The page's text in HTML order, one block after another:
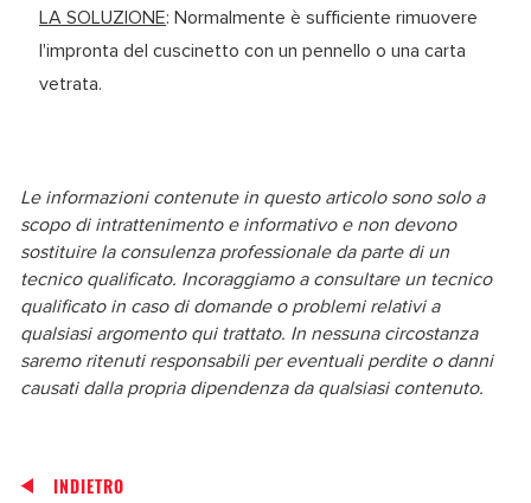
LA SOLUZIONE: Normalmente è sufficiente rimuovere
l'impronta del cuscinetto con un pennello o una carta
vetrata.
Le informazioni contenute in questo articolo sono solo a
scopo di intrattenimento e informativo e non devono
sostituire la consulenza professionale da parte di un
tecnico qualificato. Incoraggiamo a consultare un tecnico
qualificato in caso di domande o problemi relativi a
qualsiasi argomento qui trattato. In nessuna circostanza
saremo ritenuti responsabili per eventuali perdite o danni
causati dalla propria dipendenza da qualsiasi contenuto.
INDIETRO